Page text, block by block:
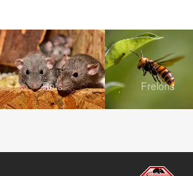
Rats Frelons